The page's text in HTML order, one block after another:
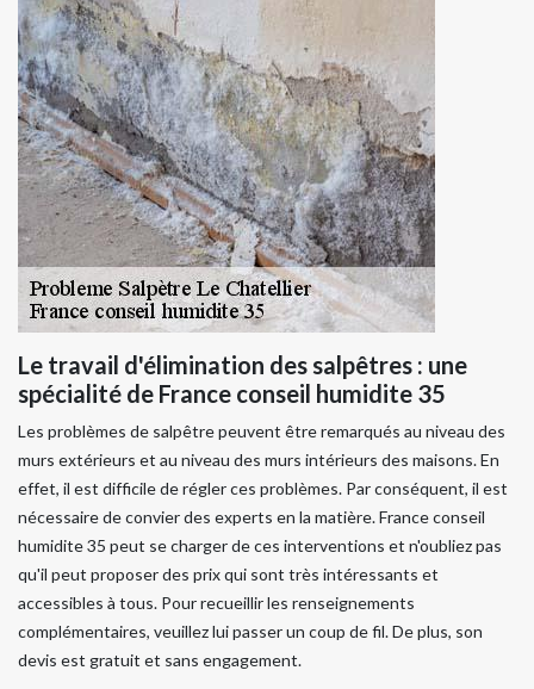
Le travail d'élimination des salpêtres : une
spécialité de France conseil humidite 35
Les problèmes de salpêtre peuvent être remarqués au niveau des
murs extérieurs et au niveau des murs intérieurs des maisons. En
effet, il est difficile de régler ces problèmes. Par conséquent, il est
nécessaire de convier des experts en la matière. France conseil
humidite 35 peut se charger de ces interventions et n'oubliez pas
qu'il peut proposer des prix qui sont très intéressants et
accessibles à tous. Pour recueillir les renseignements
complémentaires, veuillez lui passer un coup de fil. De plus, son
devis est gratuit et sans engagement.